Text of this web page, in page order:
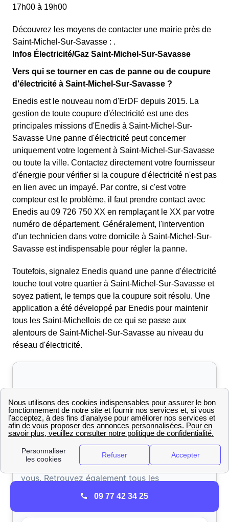
17h00 à 19h00
Découvrez les moyens de contacter une mairie près de
Saint-Michel-Sur-Savasse : .
Infos Électricité/Gaz Saint-Michel-Sur-Savasse
Vers qui se tourner en cas de panne ou de coupure
d'électricité à Saint-Michel-Sur-Savasse ?
Enedis est le nouveau nom d'ErDF depuis 2015. La
gestion de toute coupure d'électricité est une des
principales missions d'Enedis à Saint-Michel-Sur-
Savasse Une panne d'électricité peut concerner
uniquement votre logement à Saint-Michel-Sur-Savasse
ou toute la ville. Contactez directement votre fournisseur
d'énergie pour vérifier si la coupure d'électricité n'est pas
en lien avec un impayé. Par contre, si c'est votre
compteur est le problème, il faut prendre contact avec
Enedis au 09 726 750 XX en remplaçant le XX par votre
numéro de département. Généralement, l'intervention
d'un technicien dans votre domicile à Saint-Michel-Sur-
Savasse est indispensable pour régler la panne.
Toutefois, signalez Enedis quand une panne d'électricité
touche tout votre quartier à Saint-Michel-Sur-Savasse et
soyez patient, le temps que la coupure soit résolu. Une
application a été développé par Enedis pour maintenir
tous les Saint-Michellois de ce qui se passe aux
alentours de Saint-Michel-Sur-Savasse au niveau du
réseau d'électricité.
09 77 42 34 25